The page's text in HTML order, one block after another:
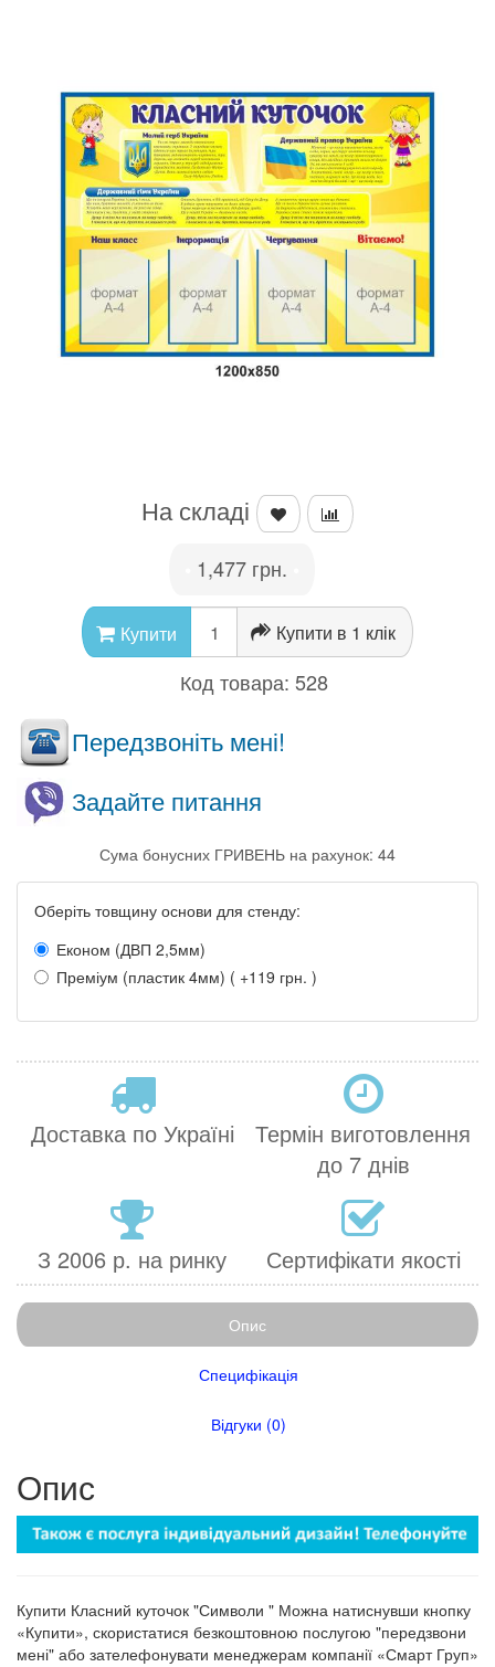
На складі
1,477 грн.
Купити Купити в 1 клік
Код товара: 528
Передзвоніть мені!
Задайте питання
Сума бонусних ГРИВЕНЬ на рахунок: 44
Оберіть товщину основи для стенду:
Економ (ДВП 2,5мм)
Преміум (пластик 4мм) ( +119 грн. )
Доставка по Україні
Термін виготовлення
до 7 днів
З 2006 р. на ринку Сертифікати якості
Опис
Специфікація
Відгуки (0)
Опис
Купити Класний куточок "Символи " Можна натиснувши кнопку
«Купити», скористатися безкоштовною послугою "передзвони
мені" або зателефонувати менеджерам компанії «Смарт Груп»